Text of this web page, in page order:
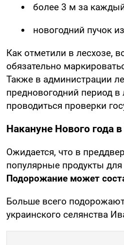
более 3 м за
новогодний пучок
Как отметили в лесхозе,
обязательно
Также в администрации
предновогодний период в
проводиться проверки
Накануне Нового года
Ожидается, что в
популярные продукты для
Подорожание может
Больше всего
украинского селянства